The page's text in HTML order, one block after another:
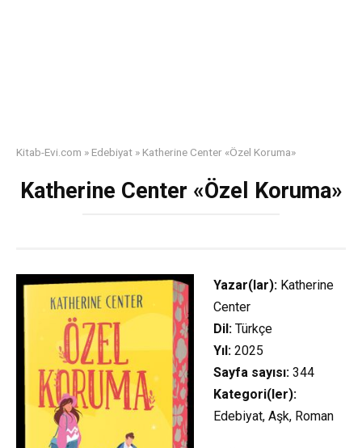
Kitab-Evi.com » Edebiyat » Katherine Center «Özel Koruma»
Katherine Center «Özel Koruma»
Yazar(lar): Katherine
Center
Dil: Türkçe
Yıl: 2025
Sayfa sayısı: 344
Kategori(ler):
Edebiyat, Aşk, Roman